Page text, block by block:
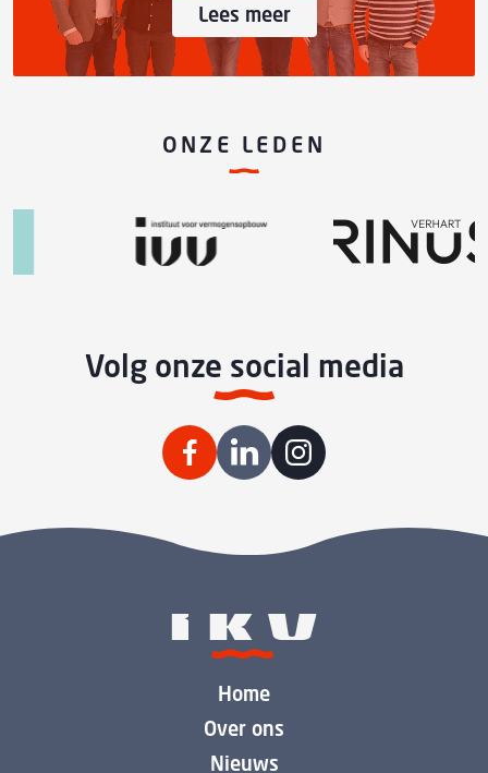
Lees meer
ONZE LEDEN
Volg onze social media
Home
Over ons
Nieuws